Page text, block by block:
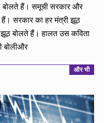
बोलते हैं। समूची सरकार और
सरकार का हर मंत्री झूठ
बोलते हैं। हालत उस कविता
बोलीऔर
और भी